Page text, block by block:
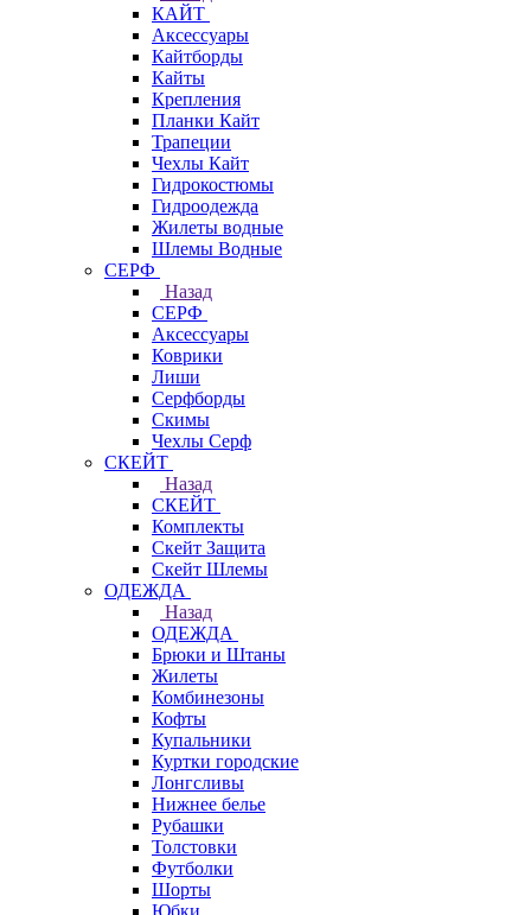
КАЙТ
Аксессуары
Кайтборды
Кайты
Крепления
Планки Кайт
Трапеции
Чехлы Кайт
Гидрокостюмы
Гидроодежда
Жилеты водные
Шлемы Водные
СЕРФ
Назад
СЕРФ
Аксессуары
Коврики
Лиши
Серфборды
Скимы
Чехлы Cерф
СКЕЙТ
Назад
СКЕЙТ
Комплекты
Скейт Защита
Скейт Шлемы
ОДЕЖДА
Назад
ОДЕЖДА
Брюки и Штаны
Жилеты
Комбинезоны
Кофты
Купальники
Куртки городские
Лонгсливы
Нижнее белье
Рубашки
Толстовки
Футболки
Шорты
Юбки